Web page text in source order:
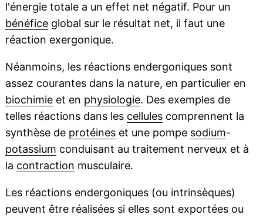
l'énergie totale a un effet net négatif. Pour un
bénéficeglobal sur le résultat net, il faut une
réaction exergonique.
Néanmoins, les réactions endergoniques sont
assez courantes dans la nature, en particulier en
biochimieet en physiologie. Des exemples de
telles réactions dans les cellulescomprennent la
synthèse de protéineset une pompe sodium-
potassium conduisant au traitement nerveux et à
la contraction musculaire.
Les réactions endergoniques (ou intrinsèques)
peuvent être réalisées si elles sont exportées ou